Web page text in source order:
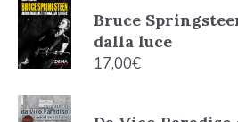
Bruce
dalla luce
17,00€